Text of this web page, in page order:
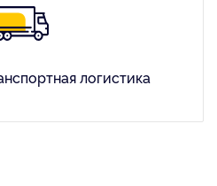
логистика